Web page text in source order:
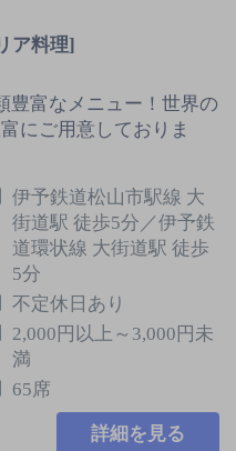
ア料理]
豊富なメニュー！世界の
にご用意しておりま
伊予鉄道松山市駅線 大
街道駅 徒歩5分／伊予鉄
道環状線 大街道駅 徒歩
5分
不定休日あり
2,000円以上～3,000円未
満
65席
詳細を見る